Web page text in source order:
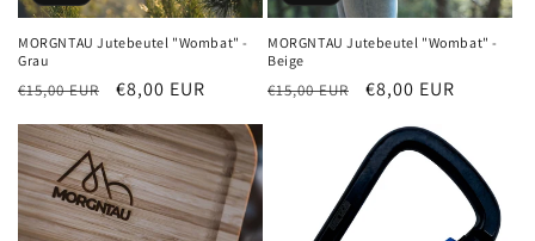
MORGNTAU Jutebeutel "Wombat" -
Grau
Normaler
€15,00 EUR Verkaufspreis
€8,00 EUR
MORGNTAU Jutebeutel "Wombat" -
Beige
Normaler
€15,00 EUR Verkaufspreis
€8,00 EUR